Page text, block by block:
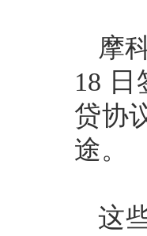
摩
18
贷协
途。
这